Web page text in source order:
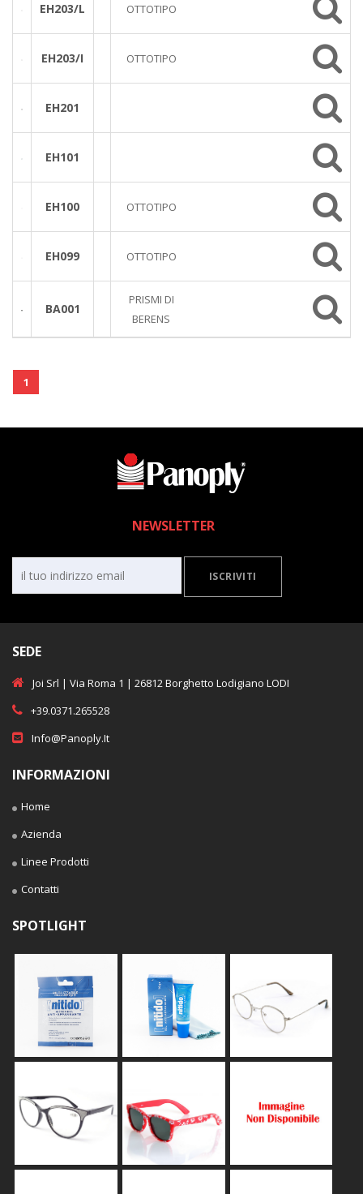
EH203/L OTTOTIPO
EH203/I OTTOTIPO
EH201
EH101
EH100 OTTOTIPO
EH099 OTTOTIPO
BA001
PRISMI DI
BERENS
1
NEWSLETTER
ISCRIVITI
SEDE
Joi Srl | Via Roma 1 | 26812 Borghetto Lodigiano LODI
+39.0371.265528
Info@panoply.it
INFORMAZIONI
Home
Azienda
Linee Prodotti
Contatti
SPOTLIGHT